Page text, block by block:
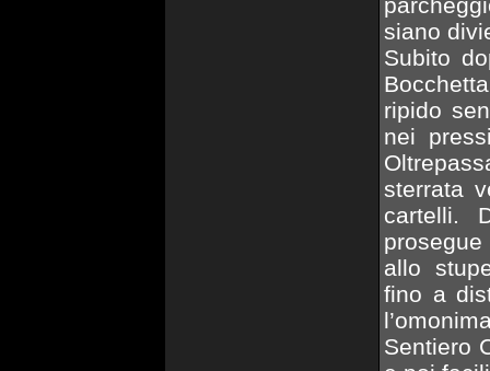
siano
Subito
ripido
nei
sterrata
cartelli.
allo
fino a
Sentiero